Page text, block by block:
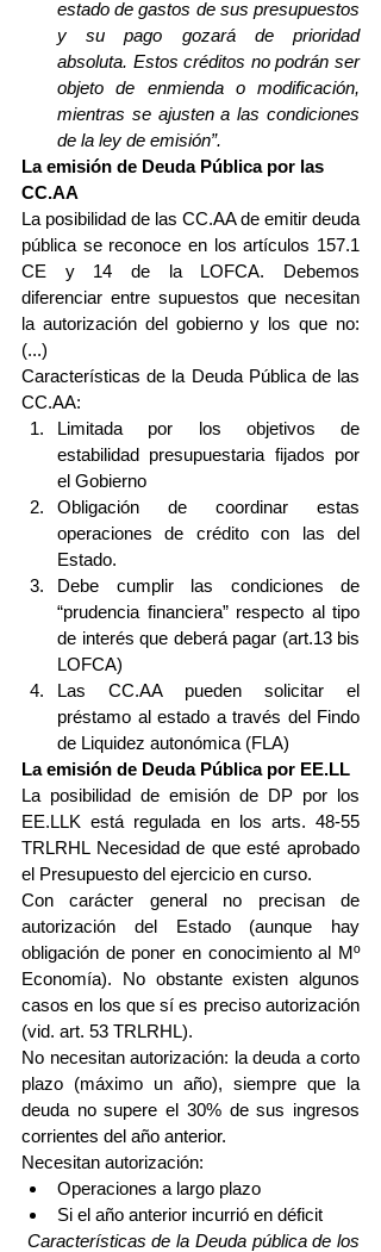
estado de gastos de sus presupuestos
y su pago gozará de prioridad
absoluta. Estos créditos no podrán ser
objeto de enmienda o modificación,
mientras se ajusten a las condiciones
de la ley de emisión”.
La emisión de Deuda Pública por las
CC.AA
La posibilidad de las CC.AA de emitir deuda
pública se reconoce en los artículos 157.1
CE y 14 de la LOFCA. Debemos
diferenciar entre supuestos que necesitan
la autorización del gobierno y los que no:
(...)
Características de la Deuda Pública de las
CC.AA:
Limitada por los objetivos de
estabilidad presupuestaria fijados por
el Gobierno
Obligación de coordinar estas
operaciones de crédito con las del
Estado.
Debe cumplir las condiciones de
“prudencia financiera” respecto al tipo
de interés que deberá pagar (art.13 bis
LOFCA)
Las CC.AA pueden solicitar el
préstamo al estado a través del Findo
de Liquidez autonómica (FLA)
La emisión de Deuda Pública por EE.LL
La posibilidad de emisión de DP por los
EE.LLK está regulada en los arts. 48-55
TRLRHL Necesidad de que esté aprobado
el Presupuesto del ejercicio en curso.
Con carácter general no precisan de
autorización del Estado (aunque hay
obligación de poner en conocimiento al Mº
Economía). No obstante existen algunos
casos en los que sí es preciso autorización
(vid. art. 53 TRLRHL).
No necesitan autorización: la deuda a corto
plazo (máximo un año), siempre que la
deuda no supere el 30% de sus ingresos
corrientes del año anterior.
Necesitan autorización:
Operaciones a largo plazo
Si el año anterior incurrió en déficit
Características de la Deuda pública de los